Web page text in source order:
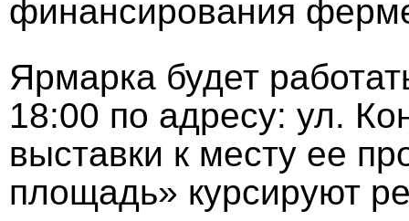
финансирования
Ярмарка будет
18:00 по адресу: ул.
выставки к месту ее
площадь» курсируют